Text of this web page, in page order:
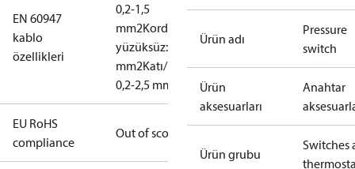
EN 60947
kablo
özellikleri
0,2-1,5
mm2Kordon,
yüzüksüz: 0,2-2,5
mm2Katı/Damarlı:
0,2-2,5 mm2
EU RoHS
compliance
Out of scope
Ürün adı
Pressure
switch
Ürün
aksesuarları
Anahtar
Ürün grubu
Switches